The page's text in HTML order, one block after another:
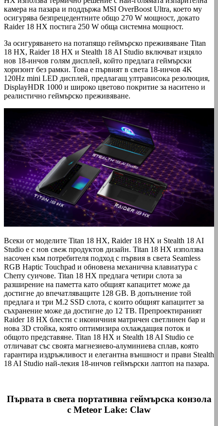
камера на пазара и поддържа MSI OverBoost Ultra, което му
осигурява безпрецедентните общо 270 W мощност, докато
Raider 18 HX постига 250 W обща системна мощност.
За осигуряването на потапящо геймърско преживяване Titan
18 HX, Raider 18 HX и Stealth 18 AI Studio включват изцяло
нов 18-инчов голям дисплей, който предлага геймърски
хоризонт без рамки. Това е първият в света 18-инчов 4K
120Hz mini LED дисплей, предлагащ ултрависока резолюция,
DisplayHDR 1000 и широко цветово покритие за наситено и
реалистично геймърско преживяване.
Всеки от моделите Titan 18 HX, Raider 18 HX и Stealth 18 AI
Studio е с нов свеж продуктов дизайн. Titan 18 HX използва
насочен към потребителя подход с първия в света Seamless
RGB Haptic Touchpad и обновена механична клавиатура с
Cherry суичове. Titan 18 HX предлага четири слота за
разширение на паметта като общият капацитет може да
достигне до впечатляващите 128 GB. В допълнение той
предлага и три M.2 SSD слота, с които общият капацитет за
съхранение може да достигне до 12 TB. Препроектираният
Raider 18 HX блести с иконичния матричен светлинен бар и
нова 3D стойка, която оптимизира охлаждащия поток и
общото представяне. Titan 18 HX и Stealth 18 AI Studio се
отличават със своята магнезиево-алуминиева сплав, която
гарантира издръжливост и елегантна външност и прави Stealth
18 AI Studio най-лекия 18-инчов геймърски лаптоп на пазара.
Първата в света портативна геймърска конзола
с Meteor Lake: Claw